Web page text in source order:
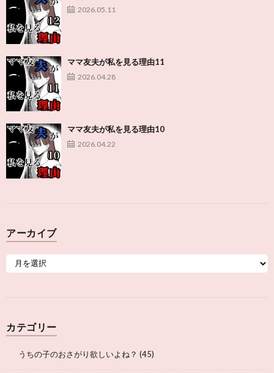
2026.05.11
ママ友夫が私を見る理由11
2026.04.28
ママ友夫が私を見る理由10
2026.04.22
アーカイブ
カテゴリー
うちの子のおさがり欲しいよね？ (45)